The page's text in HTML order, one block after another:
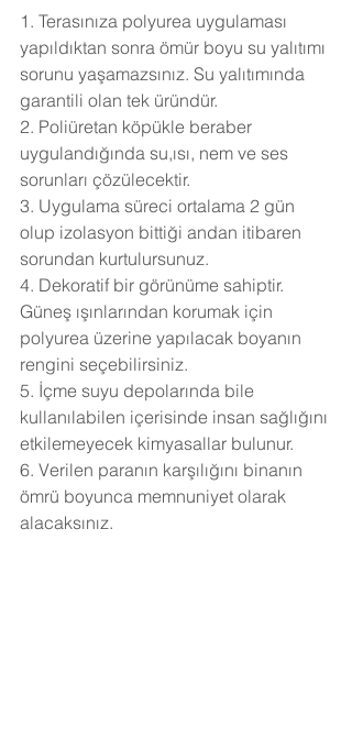
1. Terasınıza polyurea uygulaması
yapıldıktan sonra ömür boyu su yalıtımı
sorunu yaşamazsınız. Su yalıtımında
garantili olan tek üründür.
2. Poliüretan köpükle beraber
uygulandığında su,ısı, nem ve ses
sorunları çözülecektir.
3. Uygulama süreci ortalama 2 gün
olup izolasyon bittiği andan itibaren
sorundan kurtulursunuz.
4. Dekoratif bir görünüme sahiptir.
Güneş ışınlarından korumak için
polyurea üzerine yapılacak boyanın
rengini seçebilirsiniz.
5. İçme suyu depolarında bile
kullanılabilen içerisinde insan sağlığını
etkilemeyecek kimyasallar bulunur.
6. Verilen paranın karşılığını binanın
ömrü boyunca memnuniyet olarak
alacaksınız.